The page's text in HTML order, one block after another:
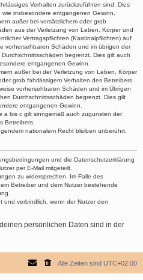
Verhalten zurückzuführen sind. Dies
insbesondere entgangenen Gewinn.
außer bei vorsätzlichem oder grob
aus der Verletzung von Leben, Körper und
Vertragspflichten (Kardinalpflichten) auf
vorhersehbaren Schäden und im übrigen der
begrenzt. Dies gilt auch
entgangenen Gewinn.
außer bei der Verletzung von Leben, Körper
grob fahrlässigem Verhalten des Betreibers
vorhersehbaren Schäden und im Übrigen
Durchschnittsschäden begrenzt. Dies gilt
entgangenen Gewinn.
a bis c gilt sinngemäß auch zugunsten der
Betreibers.
nationalem Recht bleiben unberührt.
und die Datenschutzerklärung
per E-Mail mitgeteilt.
zu widersprechen. Im Falle des
Betreiber und dem Nutzer bestehende
und verbindlich, wenn der Nutzer den
persönlichen Daten sind in der
Alle Zeiten sind UTC+02:00